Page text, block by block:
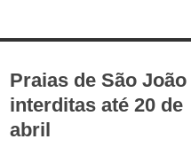
Praias de São João
interditas até 20 de
abril